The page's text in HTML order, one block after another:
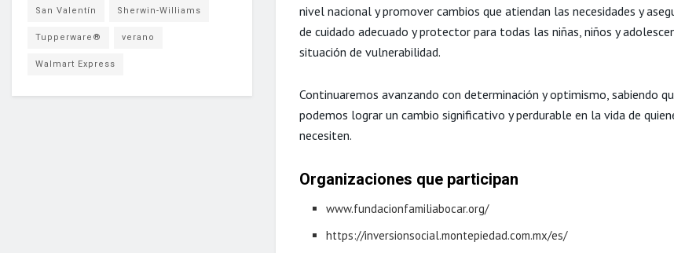
nivel nacional y promover cambios que atiendan las necesidades y
de cuidado adecuado y protector para todas las niñas, niños y
situación de vulnerabilidad.
Continuaremos avanzando con determinación y optimismo, sabiendo
podemos lograr un cambio significativo y perdurable en la vida de
necesiten.
Organizaciones que participan
www.fundacionfamiliabocar.org/
https://inversionsocial.montepiedad.com.mx/es/
San Valentín Sherwin-Williams
Tupperware® verano
Walmart Express